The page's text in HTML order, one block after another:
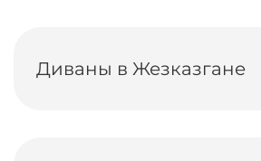
Диваны в Жезказгане